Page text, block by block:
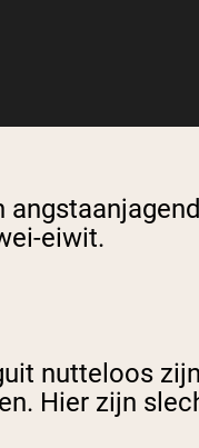
eiwit.
nutteloos
Hier zijn